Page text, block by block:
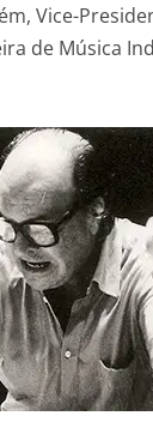
Vice-
de Música